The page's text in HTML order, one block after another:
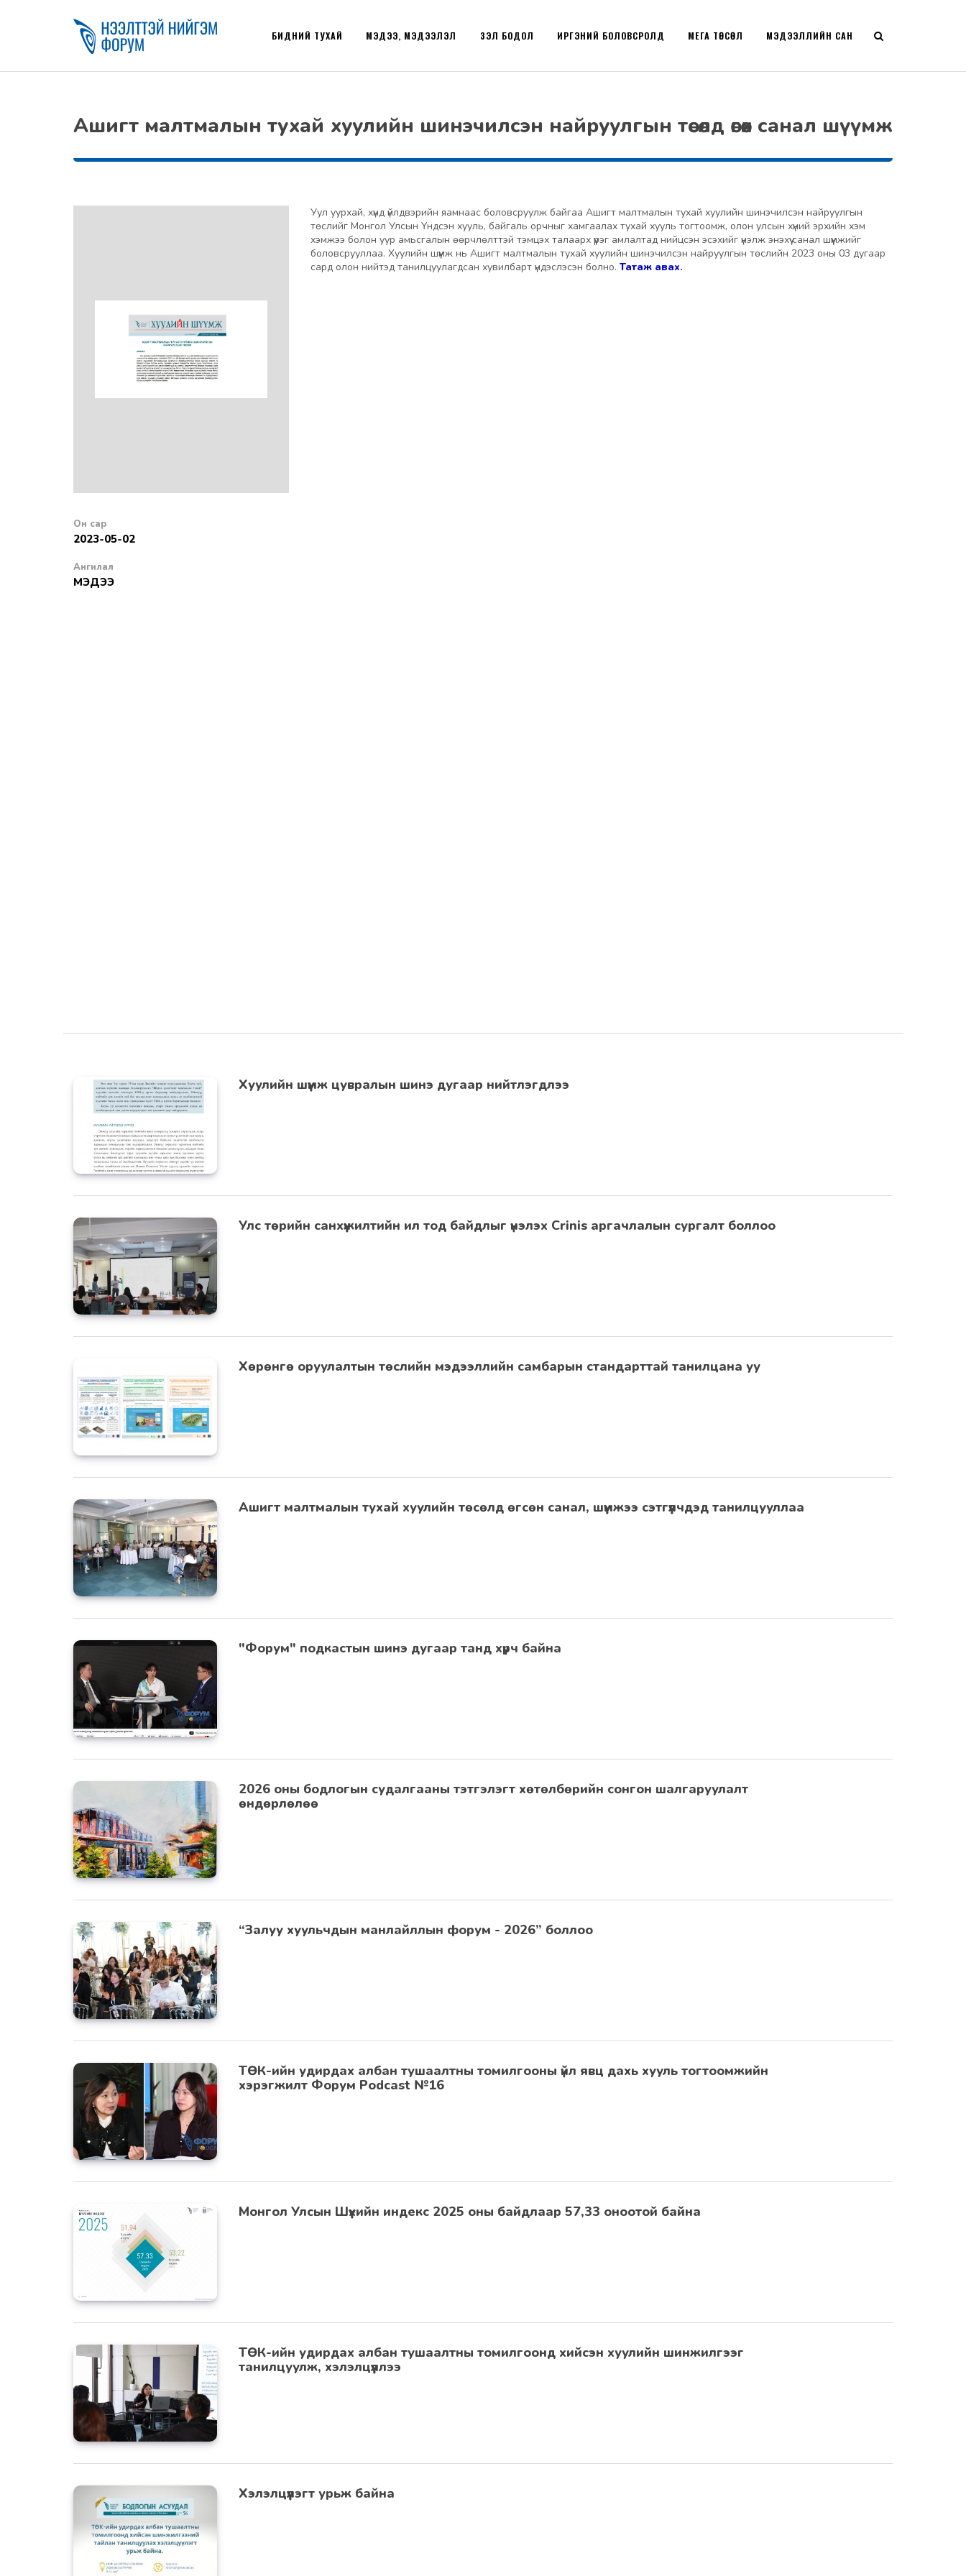
БИДНИЙ ТУХАЙ МЭДЭЭ, МЭДЭЭЛЭЛ ҮЗЭЛ БОДОЛ ИРГЭНИЙ БОЛОВСРОЛД МЭДЭЭЛЛИЙН САН
МЕГА ТӨСӨЛ
Ашигт малтмалын тухай хуулийн шинэчилсэн найруулгын төсөлд өгөх санал шүүмж
2023-05-02
МЭДЭЭ
Уул уурхай, хүнд үйлдвэрийн яамнаас боловсруулж байгаа Ашигт малтмалын тухай хуулийн шинэчилсэн найруулгын
төслийг Монгол Улсын Үндсэн хууль, байгаль орчныг хамгаалах тухай хууль тогтоомж, олон улсын хүний эрхийн хэм
хэмжээ болон уур амьсгалын өөрчлөлттэй тэмцэх талаарх үүрэг амлалтад нийцсэн эсэхийг үнэлж энэхүү санал шүүмжийг
боловсрууллаа. Хуулийн шүүмж нь Ашигт малтмалын тухай хуулийн шинэчилсэн найруулгын төслийн 2023 оны 03 дугаар
сард олон нийтэд танилцуулагдсан хувилбарт үндэслэсэн болно. Татаж авах.
Хуулийн шүүмж цувралын шинэ дугаар нийтлэгдлээ
Улс төрийн санхүүжилтийн ил тод байдлыг үнэлэх Crinis аргачлалын сургалт боллоо
Хөрөнгө оруулалтын төслийн мэдээллийн самбарын стандарттай танилцана уу
Ашигт малтмалын тухай хуулийн төсөлд өгсөн санал, шүүмжээ сэтгүүлчдэд танилцууллаа
"Форум" подкастын шинэ дугаар танд хүрч байна
2026 оны бодлогын судалгааны тэтгэлэгт хөтөлбөрийн сонгон шалгаруулалт
өндөрлөлөө
“Залуу хуульчдын манлайллын форум - 2026” боллоо
ТӨК-ийн удирдах албан тушаалтны томилгооны үйл явц дахь хууль тогтоомжийн
хэрэгжилт Форум Podcast №16
Монгол Улсын Шүүхийн индекс 2025 оны байдлаар 57,33 оноотой байна
ТӨК-ийн удирдах албан тушаалтны томилгоонд хийсэн хуулийн шинжилгээг
танилцуулж, хэлэлцүүллээ
Хэлэлцүүлэгт урьж байна